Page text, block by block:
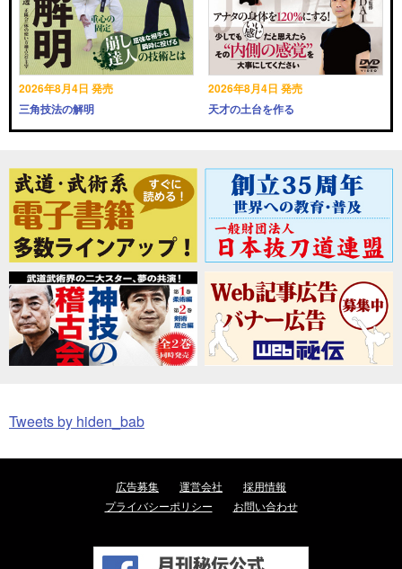
2026年8月4日 発売
三角技法の解明
2026年8月4日 発売
天才の土台を作る
Tweets by hiden_bab
広告募集 運営会社
採用情報
プライバシーポリシー
お問い合わせ